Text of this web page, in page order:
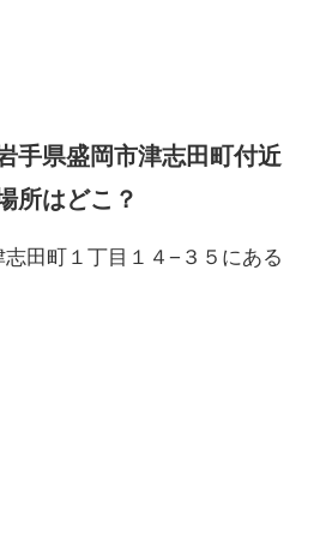
手県盛岡市津志田町付近
所はどこ？
田町１丁目１４−３５にある